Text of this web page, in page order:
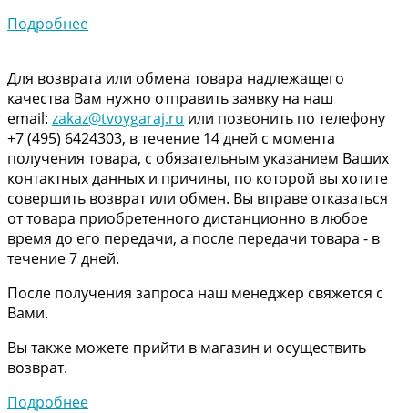
Подробнее
Для возврата или обмена товара надлежащего
качества Вам нужно отправить заявку на наш
email: zakaz@tvoygaraj.ru или позвонить по телефону
+7 (495) 6424303, в течение 14 дней с момента
получения товара, с обязательным указанием Ваших
контактных данных и причины, по которой вы хотите
совершить возврат или обмен. Вы вправе отказаться
от товара приобретенного дистанционно в любое
время до его передачи, а после передачи товара - в
течение 7 дней.
После получения запроса наш менеджер свяжется с
Вами.
Вы также можете прийти в магазин и осуществить
возврат.
Подробнее